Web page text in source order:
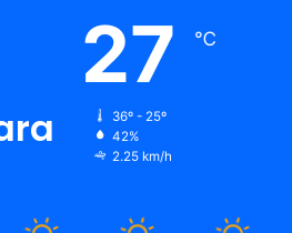
27 ℃
36º - 25º
42%
2.25 km/h